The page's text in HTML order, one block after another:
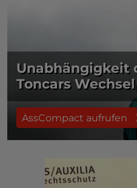
Unabhängigkeit
Toncars Wechsel
AssCompact aufrufen